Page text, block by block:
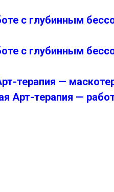
с глубинным
с глубинным
терапия —
Арт-терапия —